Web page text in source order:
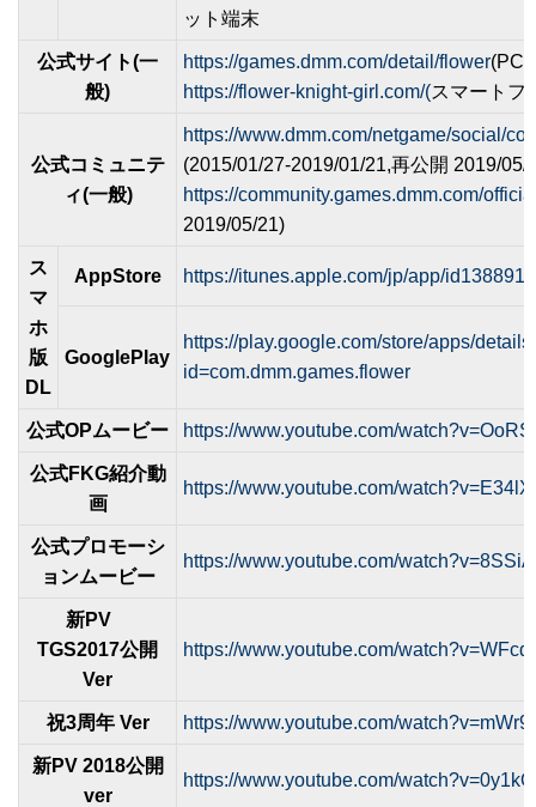
ット端末
公式サイト(一
般)
https://games.dmm.com/detail/flower(PC
https://flower-knight-girl.com/(スマートフ
公式コミュニテ
ィ(一般)
https://www.dmm.com/netgame/social/
(2015/01/27-2019/01/21,再公開 2019/05/
https://community.games.dmm.com/
2019/05/21)
ス
マ
ホ
版
DL
AppStore https://itunes.apple.com/jp/app/
GooglePlay
https://play.google.com/store/apps/
id=com.dmm.games.flower
公式OPムービー https://www.youtube.com/
公式FKG紹介動
画
https://www.youtube.com/
公式プロモーシ
ョンムービー
https://www.youtube.com/
新PV
TGS2017公開
Ver
https://www.youtube.com/
祝3周年 Ver https://www.youtube.com/
新PV 2018公開
ver
https://www.youtube.com/